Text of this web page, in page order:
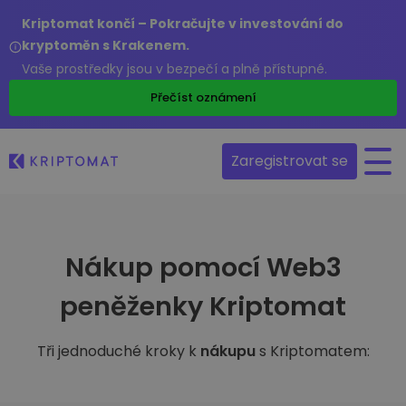
Kriptomat končí – Pokračujte v investování do
kryptoměn s Krakenem.
Vaše prostředky jsou v bezpečí a plně přístupné.
Přečíst oznámení
Zaregistrovat se
Nákup pomocí Web3
peněženky Kriptomat
Tři jednoduché kroky k nákupus Kriptomatem: